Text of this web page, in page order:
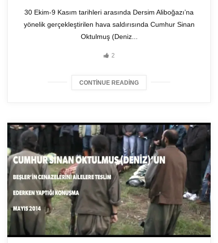
30 Ekim-9 Kasım tarihleri arasında Dersim Aliboğazı’na
yönelik gerçekleştirilen hava saldırısında Cumhur Sinan
Oktulmuş (Deniz...
2
CONTINUE READING